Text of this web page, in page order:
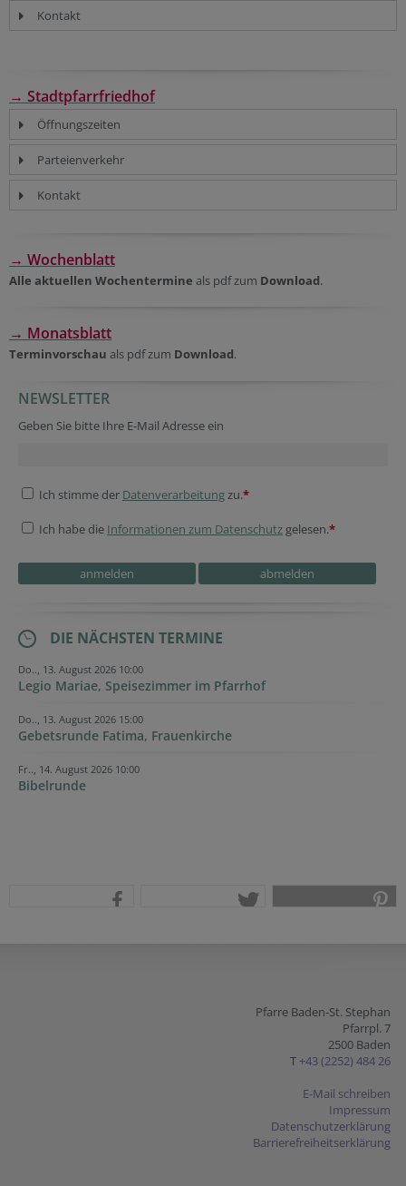
Kontakt
→ Stadtpfarrfriedhof
Öffnungszeiten
Parteienverkehr
Kontakt
→ Wochenblatt
Alle aktuellen Wochentermine als pdf zum Download.
→ Monatsblatt
Terminvorschau als pdf zum Download.
Company website
Secondary phone
NEWSLETTER
Geben Sie bitte Ihre E-Mail Adresse ein
Ich stimme der Datenverarbeitungzu.*
Ich habe die Informationen zum Datenschutz gelesen.*
DIE NÄCHSTEN TERMINE
Do.., 13. August 2026 10:00
Legio Mariae, Speisezimmer im Pfarrhof
Do.., 13. August 2026 15:00
Gebetsrunde Fatima, Frauenkirche
Fr.., 14. August 2026 10:00
Bibelrunde
Pfarre Baden-St. Stephan
Pfarrpl. 7
2500 Baden
T +43 (2252) 484 26
E-Mail schreiben
Impressum
Datenschutzerklärung
Barrierefreiheitserklärung